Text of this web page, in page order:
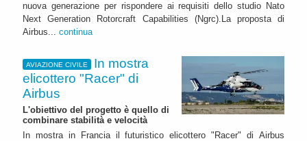
nuova generazione per rispondere ai requisiti dello studio Nato
Next Generation Rotorcraft Capabilities (Ngrc).La proposta di
Airbus... continua
AVIAZIONE CIVILE
In mostra
elicottero "Racer" di
Airbus
L'obiettivo del progetto è quello di
combinare stabilità e velocità
In mostra in Francia il futuristico elicottero "Racer" di Airbus